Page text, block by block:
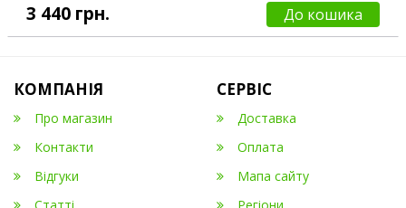
3 440 грн.
До кошика
КОМПАНІЯ
Про магазин
Контакти
Відгуки
Статті
СЕРВІС
Доставка
Оплата
Мапа сайту
Регіони